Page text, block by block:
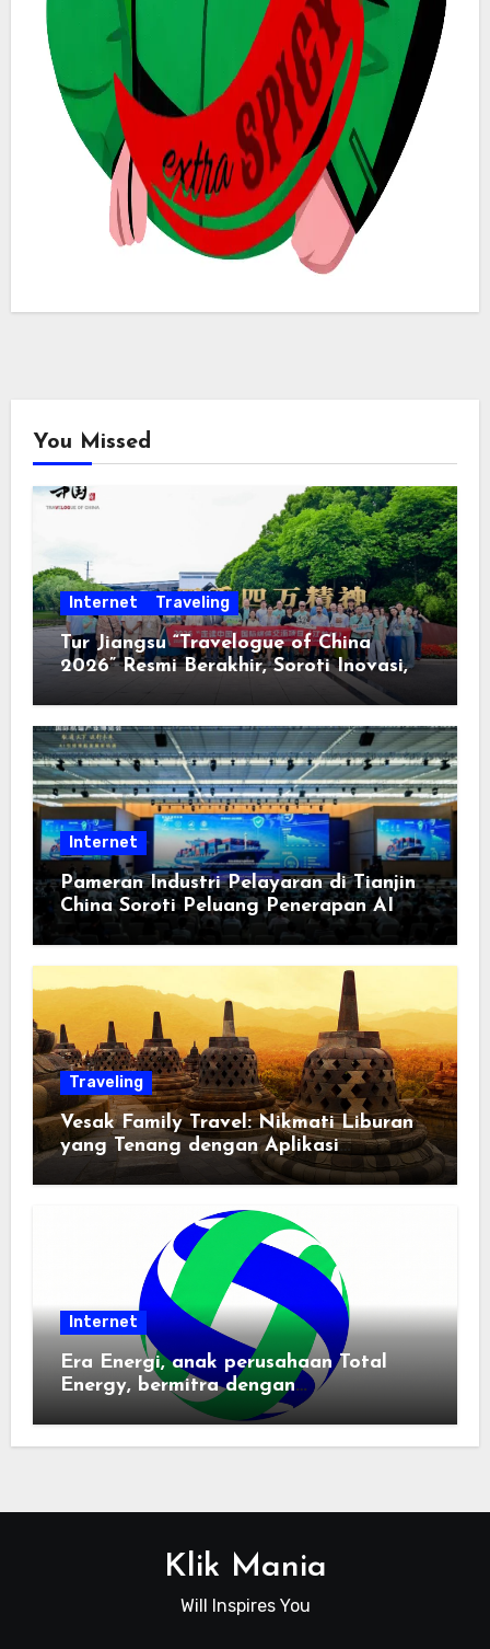
You Missed
Internet Traveling
Tur Jiangsu “Travelogue of China
2026” Resmi Berakhir, Soroti Inovasi,
Keterbukaan, dan Pembangunan
Berorientasi pada Masyarakat
Internet
Pameran Industri Pelayaran di Tianjin
China Soroti Peluang Penerapan AI
Traveling
Vesak Family Travel: Nikmati Liburan
yang Tenang dengan Aplikasi
Pemindai PDF
Internet
Era Energi, anak perusahaan Total
Energy, bermitra dengan
Zhuochuangtong untuk mempercepat
Klik Mania
Will Inspires You